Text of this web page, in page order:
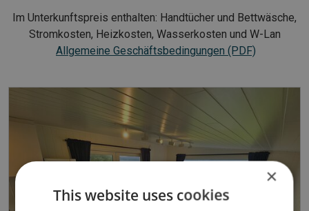
Im Unterkunftspreis enthalten: Handtücher und Bettwäsche,
Stromkosten, Heizkosten, Wasserkosten und W-Lan
Allgemeine Geschäftsbedingungen (PDF)
×
This website uses cookies